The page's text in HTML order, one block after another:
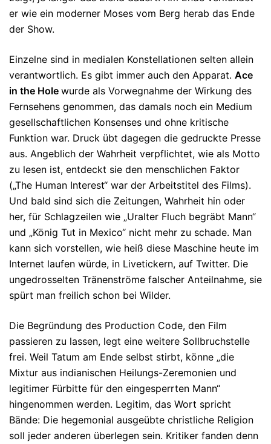
er wie ein moderner Moses vom Berg herab das Ende
der Show.
Einzelne sind in medialen Konstellationen selten allein
verantwortlich. Es gibt immer auch den Apparat. Ace
in the Hole wurde als Vorwegnahme der Wirkung des
Fernsehens genommen, das damals noch ein Medium
gesellschaftlichen Konsenses und ohne kritische
Funktion war. Druck übt dagegen die gedruckte Presse
aus. Angeblich der Wahrheit verpflichtet, wie als Motto
zu lesen ist, entdeckt sie den menschlichen Faktor
(„The Human Interest“ war der Arbeitstitel des Films).
Und bald sind sich die Zeitungen, Wahrheit hin oder
her, für Schlagzeilen wie „Uralter Fluch begräbt Mann“
und „König Tut in Mexico“ nicht mehr zu schade. Man
kann sich vorstellen, wie heiß diese Maschine heute im
Internet laufen würde, in Livetickern, auf Twitter. Die
ungedrosselten Tränenströme falscher Anteilnahme, sie
spürt man freilich schon bei Wilder.
Die Begründung des Production Code, den Film
passieren zu lassen, legt eine weitere Sollbruchstelle
frei. Weil Tatum am Ende selbst stirbt, könne „die
Mixtur aus indianischen Heilungs-Zeremonien und
legitimer Fürbitte für den eingesperrten Mann“
hingenommen werden. Legitim, das Wort spricht
Bände: Die hegemonial ausgeübte christliche Religion
soll jeder anderen überlegen sein. Kritiker fanden denn